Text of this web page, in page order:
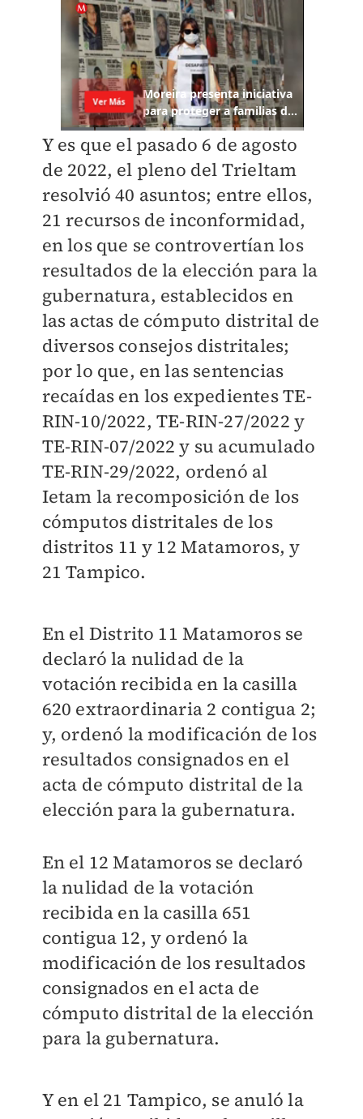
Y es que el pasado 6 de agosto
de 2022, el pleno del Trieltam
resolvió 40 asuntos; entre ellos,
21 recursos de inconformidad,
en los que se controvertían los
resultados de la elección para la
gubernatura, establecidos en
las actas de cómputo distrital de
diversos consejos distritales;
por lo que, en las sentencias
recaídas en los expedientes TE-
RIN-10/2022, TE-RIN-27/2022 y
TE-RIN-07/2022 y su acumulado
TE-RIN-29/2022, ordenó al
Ietam la recomposición de los
cómputos distritales de los
distritos 11 y 12 Matamoros, y
21 Tampico.
En el Distrito 11 Matamoros se
declaró la nulidad de la
votación recibida en la casilla
620 extraordinaria 2 contigua 2;
y, ordenó la modificación de los
resultados consignados en el
acta de cómputo distrital de la
elección para la gubernatura.
En el 12 Matamoros se declaró
la nulidad de la votación
recibida en la casilla 651
contigua 12, y ordenó la
modificación de los resultados
consignados en el acta de
cómputo distrital de la elección
para la gubernatura.
Y en el 21 Tampico, se anuló la